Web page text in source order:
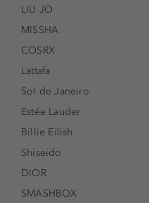
LIU JO
MISSHA
COSRX
Lattafa
Sol de Janeiro
Estée Lauder
Billie Eilish
Shiseido
DIOR
SMASHBOX